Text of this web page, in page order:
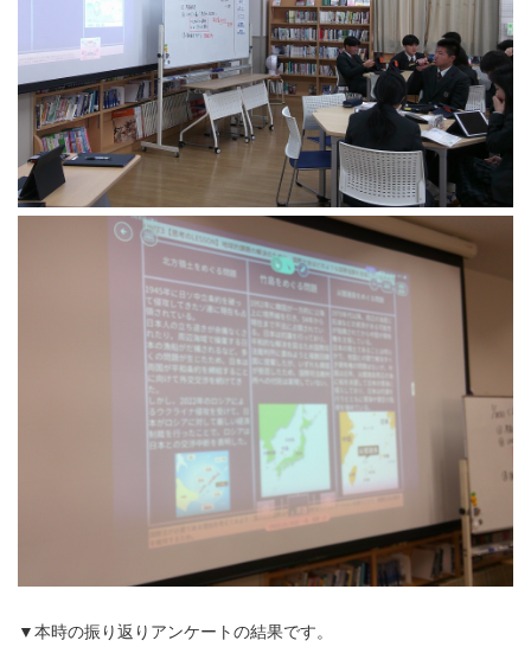
▼本時の振り返りアンケートの結果です。